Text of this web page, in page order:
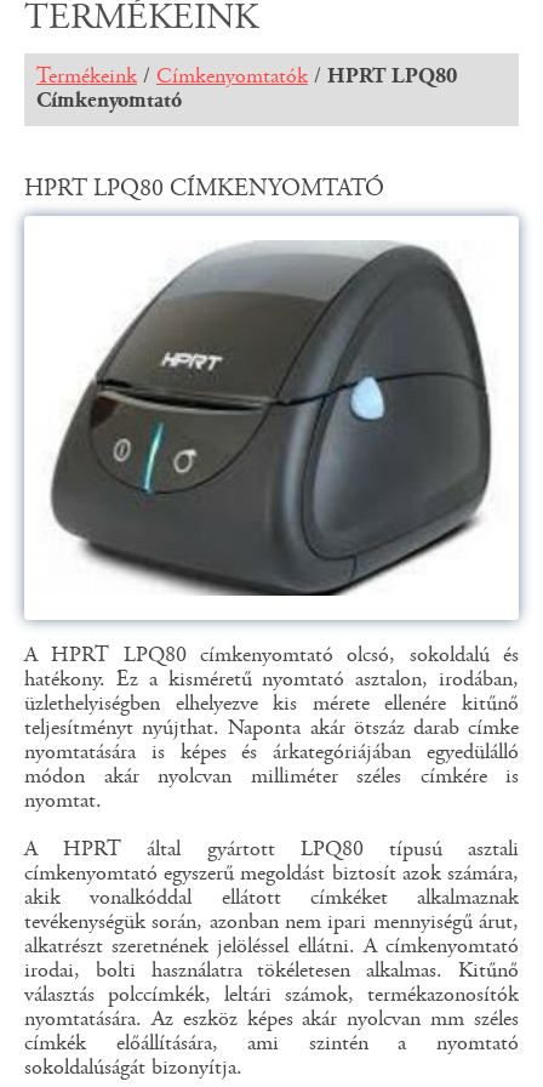
TERMÉKEINK
Termékeink / Címkenyomtatók / HPRT LPQ80
Címkenyomtató
HPRT LPQ80 CÍMKENYOMTATÓ
A HPRT LPQ80 címkenyomtató olcsó, sokoldalú és
hatékony. Ez a kisméretű nyomtató asztalon, irodában,
üzlethelyiségben elhelyezve kis mérete ellenére kitűnő
teljesítményt nyújthat. Naponta akár ötszáz darab címke
nyomtatására is képes és árkategóriájában egyedülálló
módon akár nyolcvan milliméter széles címkére is
nyomtat.
A HPRT által gyártott LPQ80 típusú asztali
címkenyomtató egyszerű megoldást biztosít azok számára,
akik vonalkóddal ellátott címkéket alkalmaznak
tevékenységük során, azonban nem ipari mennyiségű árut,
alkatrészt szeretnének jelöléssel ellátni. A címkenyomtató
irodai, bolti használatra tökéletesen alkalmas. Kitűnő
választás polccímkék, leltári számok, termékazonosítók
nyomtatására. Az eszköz képes akár nyolcvan mm széles
címkék előállítására, ami szintén a nyomtató
sokoldalúságát bizonyítja.